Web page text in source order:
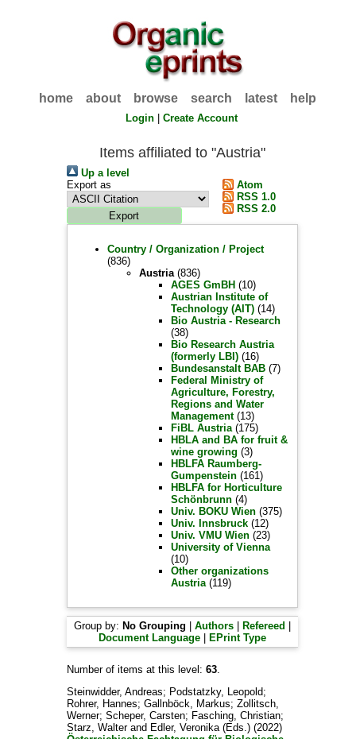
home about browse search latest help
Login |Create Account
Items affiliated to "Austria"
Up a level
Export as
Atom
RSS 1.0
RSS 2.0
Country / Organization / Project
(836)
Austria(836)
AGES GmBH (10)
Austrian Institute of
Technology (AIT)(14)
Bio Austria - Research
(38)
Bio Research Austria
(formerly LBI)(16)
Bundesanstalt BAB(7)
Federal Ministry of
Agriculture, Forestry,
Regions and Water
Management(13)
FiBL Austria(175)
HBLA and BA for fruit &
wine growing (3)
HBLFA Raumberg-
Gumpenstein(161)
HBLFA for Horticulture
Schönbrunn(4)
Univ. BOKU Wien(375)
Univ. Innsbruck(12)
Univ. VMU Wien(23)
University of Vienna
(10)
Other organizations
Austria(119)
Group by: No Grouping Authors| Refereed
Document Language| EPrint Type
Number of items at this level: 63.
Steinwidder, Andreas; Podstatzky, Leopold;
Rohrer, Hannes; Gallnböck, Markus; Zollitsch,
Werner; Scheper, Carsten; Fasching, Christian;
Starz, Walterand Edler, Veronika(Eds.) (2022)